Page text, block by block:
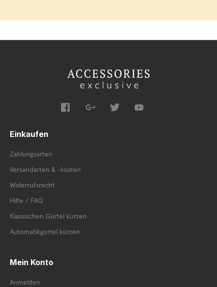
Einkaufen
Zahlungsarten
Versandarten & -kosten
Widerrufsrecht
Hilfe / FAQ
Klassischen Gürtel kürzen
Automatikgürtel kürzen
Mein Konto
Anmelden